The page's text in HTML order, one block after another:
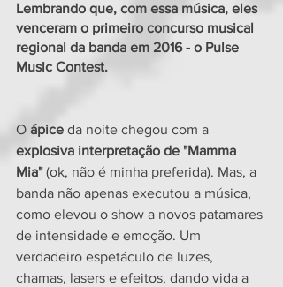
Lembrando que, com essa música, eles
venceram o primeiro concurso musical
regional da banda em 2016 - o Pulse
Music Contest.
O ápice da noite chegou com a
explosiva interpretação de "Mamma
Mia" (ok, não é minha preferida). Mas, a
banda não apenas executou a música,
como elevou o show a novos patamares
de intensidade e emoção. Um
verdadeiro espetáculo de luzes,
chamas, lasers e efeitos, dando vida a